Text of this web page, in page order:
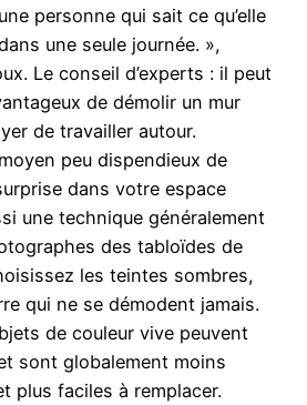
personne qui sait ce qu’elle
une seule journée. »,
Le conseil d’experts : il peut
de démolir un mur
de travailler autour.
peu dispendieux de
dans votre espace
une technique généralement
des tabloïdes de
les teintes sombres,
qui ne se démodent jamais.
de couleur vive peuvent
sont globalement moins
plus faciles à remplacer.